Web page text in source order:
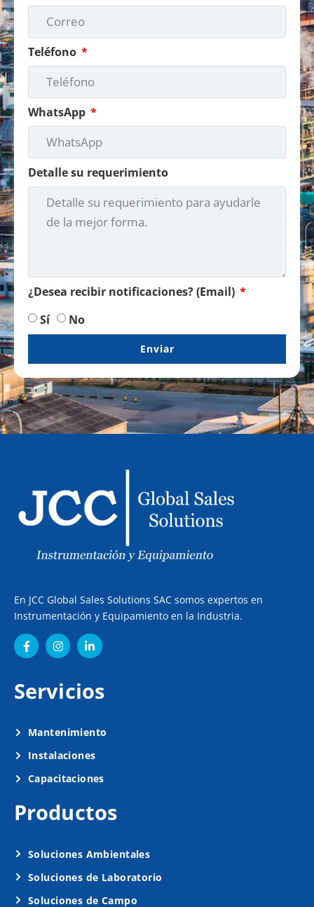
Teléfono
WhatsApp
Detalle su requerimiento
¿Desea recibir notificaciones? (Email)
Sí
No
Enviar
En JCC Global Sales Solutions SAC somos expertos en
Instrumentación y Equipamiento en la Industria.
Servicios
Mantenimiento
Instalaciones
Capacitaciones
Productos
Soluciones Ambientales
Soluciones de Laboratorio
Soluciones de Campo